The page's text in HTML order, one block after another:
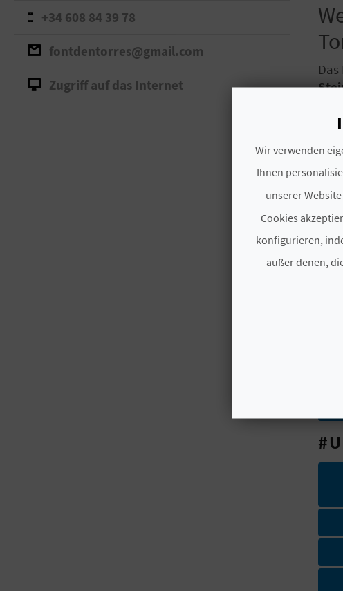
+34 608 84 39 78
fontdentorres@gmail.com
Zugriff auf das Internet
Das
Wir verwenden
Ihnen
unserer
Cookies
konfigurieren,
außer denen,